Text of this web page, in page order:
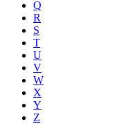
Q
R
S
T
U
V
W
X
Y
Z